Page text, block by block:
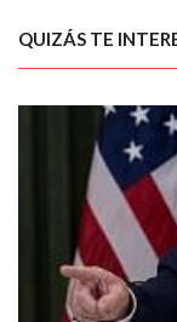
QUIZÁS TE